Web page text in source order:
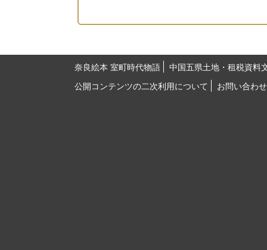
奈良絵本 室町時代物語
中国五県土地・租税資料
公開コンテンツの二次利用について
お問い合わせ